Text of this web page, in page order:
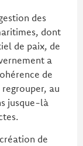
des
dont
de paix, de
a
de
au
jusque-là
de